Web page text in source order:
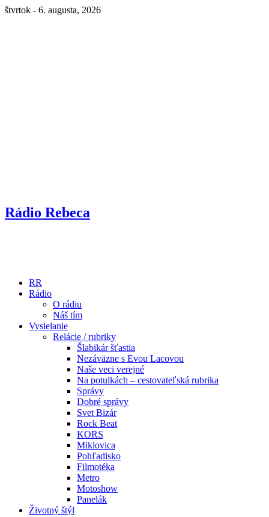
štvrtok - 6. augusta, 2026
Rádio Rebeca
RR
Rádio
O rádiu
Náš tím
Vysielanie
Relácie / rubriky
Šlabikár šťastia
Nezáväzne s Evou Lacovou
Naše veci verejné
Na potulkách – cestovateľská rubrika
Správy
Dobré správy
Svet Bizár
Rock Beat
KORS
Miklovica
Pohľadisko
Filmotéka
Metro
Motoshow
Panelák
Životný štýl